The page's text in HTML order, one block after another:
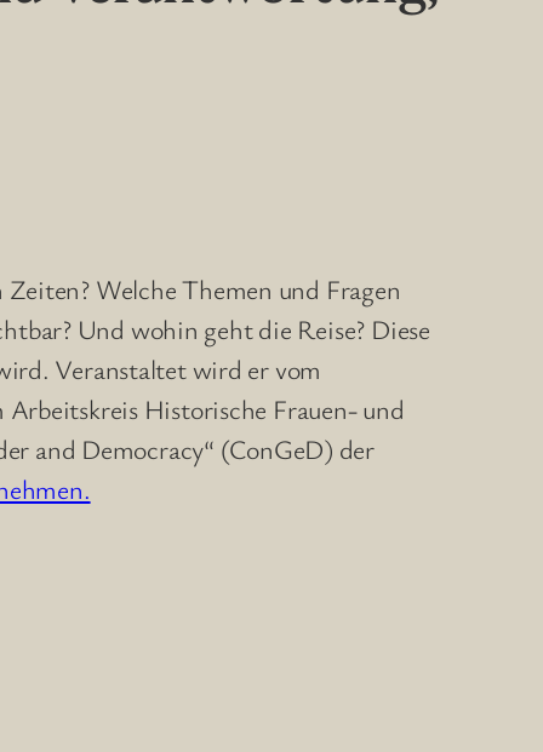
Welche Themen und Fragen
Und wohin geht die Reise? Diese
Veranstaltet wird er vom
Historische Frauen- und
and Democracy“ (ConGeD) der